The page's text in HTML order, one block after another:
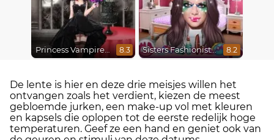
Princess Vampire Wedding Makeover 8.3 Sisters Fashionista Makeup 8.2
De lente is hier en deze drie meisjes willen het
ontvangen zoals het verdient, kiezen de meest
gebloemde jurken, een make-up vol met kleuren
en kapsels die oplopen tot de eerste redelijk hoge
temperaturen. Geef ze een hand en geniet ook van